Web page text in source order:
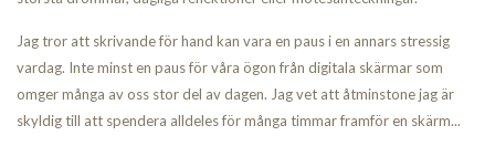
Jag tror att skrivande för hand kan vara en paus i en annars stressig
vardag. Inte minst en paus för våra ögon från digitala skärmar som
omger många av oss stor del av dagen. Jag vet att åtminstone jag är
skyldig till att spendera alldeles för många timmar framför en skärm...